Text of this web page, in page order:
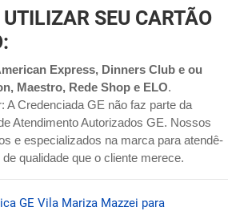
UTILIZAR SEU CARTÃO
Express, Dinners Club e ou
Maestro, Rede Shop e ELO.
A Credenciada GE não faz parte da
Atendimento Autorizados GE. Nossos
e especializados na marca para atendê-
qualidade que o cliente merece.
GE Vila Mariza Mazzei para